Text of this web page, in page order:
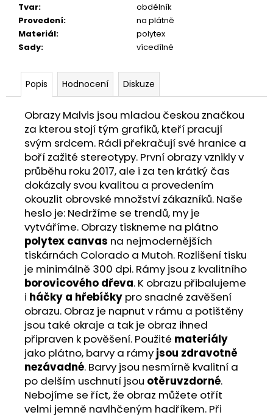
Tvar:
obdélník
Provedení:
na plátně
Materiál:
polytex
Sady: vícedílné
Popis Hodnocení Diskuze
Obrazy Malvis jsou mladou českou značkou
za kterou stojí tým grafiků, kteří pracují
svým srdcem. Rádi překračují své hranice a
boří zažité stereotypy. První obrazy vznikly v
průběhu roku 2017, ale i za ten krátký čas
dokázaly svou kvalitou a provedením
okouzlit obrovské množství zákazníků. Naše
heslo je: Nedržíme se trendů, my je
vytváříme. Obrazy tiskneme na plátno
polytex canvas na nejmodernějších
tiskárnách Colorado a Mutoh. Rozlišení tisku
je minimálně 300 dpi. Rámy jsou z kvalitního
borovicového dřeva. K obrazu přibalujeme
i háčky a hřebíčky pro snadné zavěšení
obrazu. Obraz je napnut v rámu a potištěny
jsou také okraje a tak je obraz ihned
připraven k pověšení. Použité materiály
jako plátno, barvy a rámy jsou zdravotně
nezávadné. Barvy jsou nesmírně kvalitní a
po delším uschnutí jsou otěruvzdorné.
Nebojíme se říct, že obraz můžete otřít
velmi jemně navlhčeným hadříkem. Při